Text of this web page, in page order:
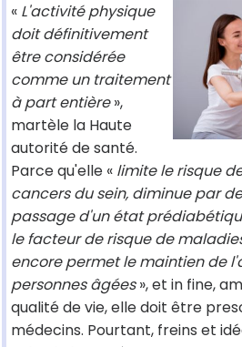
« L'activité physique
doit définitivement
être considérée
comme un traitement
à part entière»,
martèle la Haute
autorité de santé.
Parce qu'elle « limite le risque
cancers du sein, diminue par
passage d'un état
le facteur de risque de
encore permet le maintien de
personnes âgées», et in fine,
qualité de vie, elle doit être
médecins. Pourtant, freins et